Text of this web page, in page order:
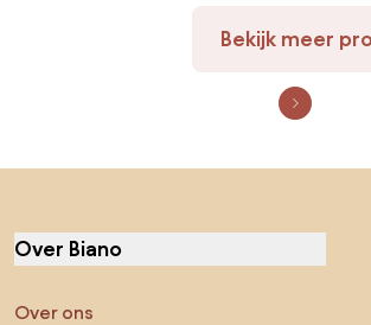
Bekijk meer
Over Biano
Over ons